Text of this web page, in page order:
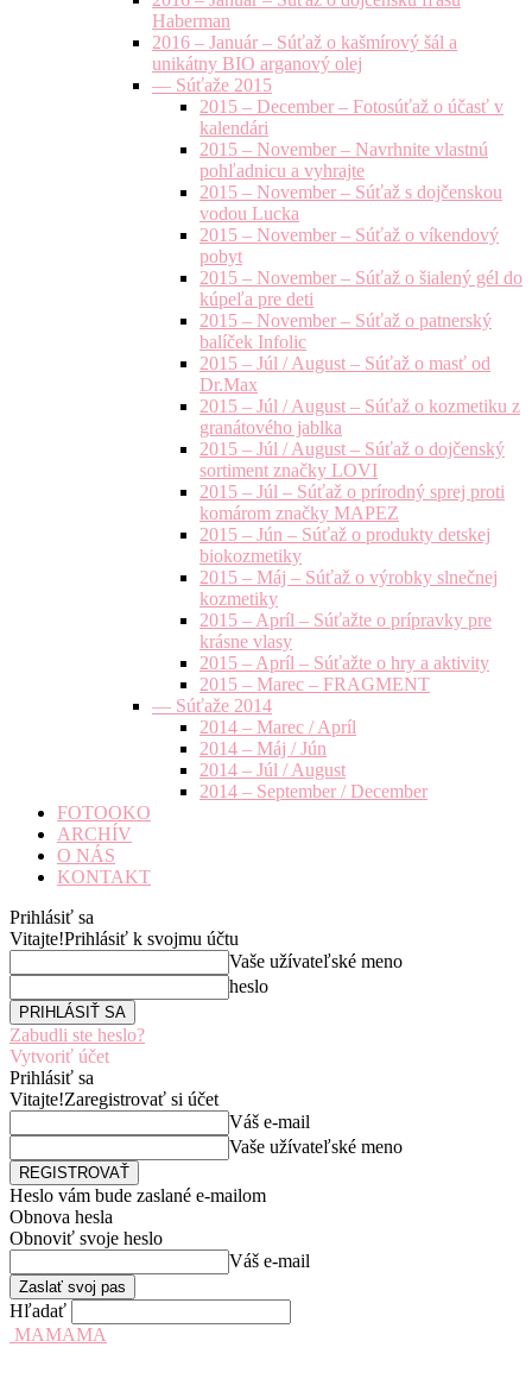
Haberman
2016 – Január – Súťaž o kašmírový šál a
unikátny BIO arganový olej
— Súťaže 2015
2015 – December – Fotosúťaž o účasť v
kalendári
2015 – November – Navrhnite vlastnú
pohľadnicu a vyhrajte
2015 – November – Súťaž s dojčenskou
vodou Lucka
2015 – November – Súťaž o víkendový
pobyt
2015 – November – Súťaž o šialený gél do
kúpeľa pre deti
2015 – November – Súťaž o patnerský
balíček Infolic
2015 – Júl / August – Súťaž o masť od
Dr.Max
2015 – Júl / August – Súťaž o kozmetiku z
granátového jablka
2015 – Júl / August – Súťaž o dojčenský
sortiment značky LOVI
2015 – Júl – Súťaž o prírodný sprej proti
komárom značky MAPEZ
2015 – Jún – Súťaž o produkty detskej
biokozmetiky
2015 – Máj – Súťaž o výrobky slnečnej
kozmetiky
2015 – Apríl – Súťažte o prípravky pre
krásne vlasy
2015 – Apríl – Súťažte o hry a aktivity
2015 – Marec – FRAGMENT
— Súťaže 2014
2014 – Marec / Apríl
2014 – Máj / Jún
2014 – Júl / August
2014 – September / December
FOTOOKO
ARCHÍV
O NÁS
KONTAKT
Prihlásiť sa
Vitajte!Prihlásiť k svojmu účtu
Vaše užívateľské meno
heslo
Zabudli ste heslo?
Vytvoriť účet
Prihlásiť sa
Vitajte!Zaregistrovať si účet
Váš e-mail
Vaše užívateľské meno
Heslo vám bude zaslané e-mailom
Obnova hesla
Obnoviť svoje heslo
Váš e-mail
Hľadať
MAMAMA